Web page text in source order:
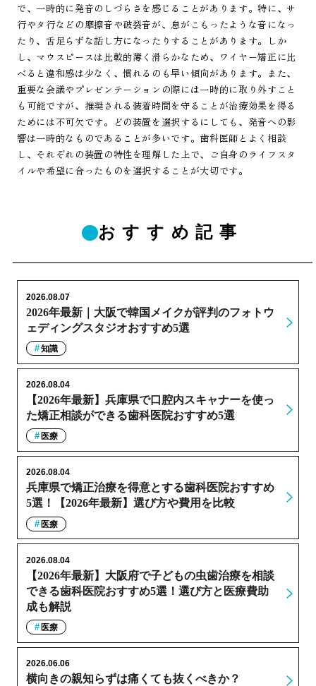
で、一時的に発音のしづらさを感じることがあります。特に、サ
行やタ行などの摩擦音や破裂音が、息がこもったような音になっ
たり、舌足らずな話し方になったりすることがあります。しか
し、マウスピースは比較的薄く滑らかなため、ワイヤー矯正に比
べると違和感は少なく、慣れるのも早い傾向があります。また、
重要な会議やプレゼンテーションの際には一時的に取り外すこと
も可能ですが、推奨される装着時間を守ることが治療効果を得る
ためには不可欠です。どの装置を選択するにしても、発音への影
響は一時的なものであることが多いです。歯科医師とよく相談
し、それぞれの装置の特性を理解した上で、ご自身のライフスタ
イルや希望に合ったものを選択することが大切です。
おすすめ記事
2026年最新｜大阪で韓国メイクが評判のフォトウ
ェディングスタジオおすすめ5選
2026.08.07
知識
【2026年最新】兵庫県で口腔内スキャナーを使っ
た矯正相談ができる歯科医院おすすめ5選
2026.08.04
医療
兵庫県で矯正治療を得意とする歯科医院おすすめ
5選！【2026年最新】選び方や費用を比較
2026.08.04
医療
【2026年最新】大阪府で子どもの虫歯治療を相談
できる歯科医院おすすめ5選！選び方と医療費助
成も解説
2026.08.04
医療
横向きの親知らずは痛くても抜くべきか？
2026.06.06